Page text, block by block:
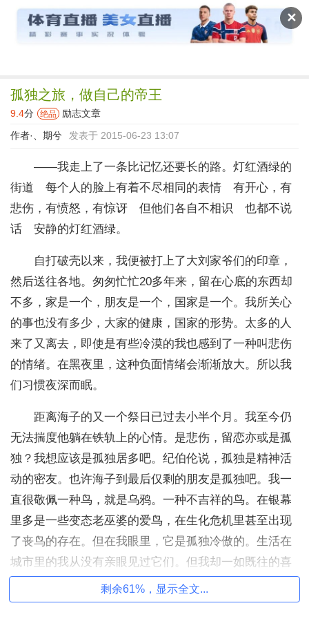
✕
读文斋
孤独之旅，做自己的帝王
9.4分 绝品
励志文章
作者·
、期兮 发表于 2015-06-23 13:07
——我走上了一条比记忆还要长的路。灯红酒绿的
街道 每个人的脸上有着不尽相同的表情 有开心，有
悲伤，有愤怒，有惊讶 但他们各自不相识 也都不说
话 安静的灯红酒绿。
自打破壳以来，我便被打上了大刘家爷们的印章，
然后送往各地。匆匆忙忙20多年来，留在心底的东西却
不多，家是一个，朋友是一个，国家是一个。我所关心
的事也没有多少，大家的健康，国家的形势。太多的人
来了又离去，即使是有些冷漠的我也感到了一种叫悲伤
的情绪。在黑夜里，这种负面情绪会渐渐放大。所以我
们习惯夜深而眠。
距离海子的又一个祭日已过去小半个月。我至今仍
无法揣度他躺在铁轨上的心情。是悲伤，留恋亦或是孤
独？我想应该是孤独居多吧。纪伯伦说，孤独是精神活
动的密友。也许海子到最后仅剩的朋友是孤独吧。我一
直很敬佩一种鸟，就是乌鸦。一种不吉祥的鸟。在银幕
里多是一些变态老巫婆的爱鸟，在生化危机里甚至出现
了丧鸟的存在。但在我眼里，它是孤独冷傲的。生活在
城市里的我从没有亲眼见过它们。但我却一如既往的喜
欢它们，它有我没有的天空，有我没有的境界。
剩余61%，显示全文...